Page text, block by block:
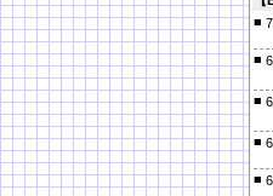
■
■
■
■
■